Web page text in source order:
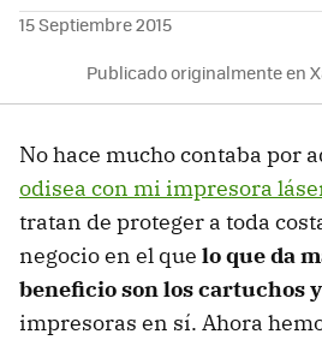
15 Septiembre 2015
Publicado originalmente en
No hace mucho contaba por
odisea con mi impresora
tratan de proteger a toda
negocio en el que lo que da
beneficio son los cartuchos
impresoras en sí. Ahora